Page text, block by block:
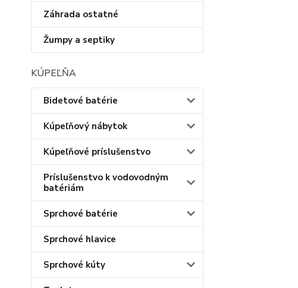
Záhrada ostatné
Žumpy a septiky
KÚPEĽŇA
Bidetové batérie
Kúpeľňový nábytok
Kúpeľňové príslušenstvo
Príslušenstvo k vodovodným
batériám
Sprchové batérie
Sprchové hlavice
Sprchové kúty